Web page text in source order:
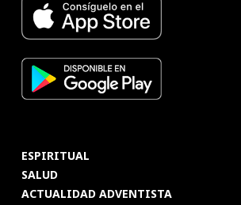
ESPIRITUAL
SALUD
ACTUALIDAD ADVENTISTA